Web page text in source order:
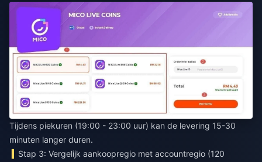
Tijdens piekuren (19:00 - 23:00 uur) kan de levering 15-30
minuten langer duren.
Stap 3: Vergelijk aankoopregio met accountregio (120